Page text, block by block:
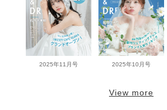
2025年11月号 2025年10月号
View more